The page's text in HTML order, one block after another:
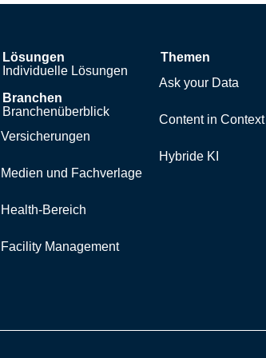
Lösungen
Individuelle Lösungen
Branchen
Branchenüberblick
Versicherungen
Medien und Fachverlage
Health-Bereich
Facility Management
Themen
Ask your Data
Content in Context
Hybride KI